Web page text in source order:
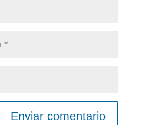
Enviar comentario